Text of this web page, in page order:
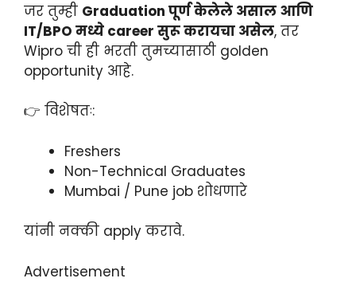
जर तुम्ही Graduation पूर्ण केलेले असाल आणि
IT/BPO मध्ये career सुरू करायचा असेल, तर
Wipro ची ही भरती तुमच्यासाठी golden
opportunity आहे.
👉 विशेषतः:
Freshers
Non-Technical Graduates
Mumbai / Pune job शोधणारे
यांनी नक्की apply करावे.
Advertisement